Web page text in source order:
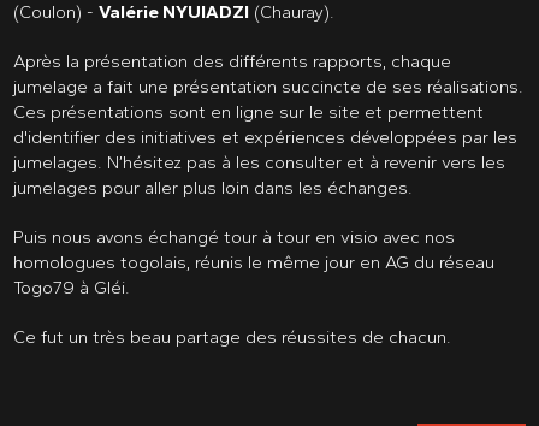
(Coulon) -Valérie NYUIADZI (Chauray).
Après la présentation des différents rapports, chaque
jumelage a fait une présentation succincte de ses réalisations.
Ces présentations sont en ligne sur le site et permettent
d'identifier des initiatives et expériences développées par les
jumelages. N’hésitez pas à les consulter et à revenir vers les
jumelages pour aller plus loin dans les échanges.
Puis nous avons échangé tour à tour en visio avec nos
homologues togolais, réunis le même jour en AG du réseau
Togo79 à Gléi.
Ce fut un très beau partage des réussites de chacun.